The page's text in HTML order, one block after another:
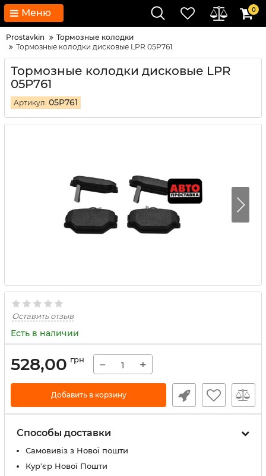
Меню 0
Prostavkin
Тормозные колодки
Тормозные колодки дисковые LPR 05P761
Тормозные колодки дисковые LPR
05P761
Артикул: 05P761
Оставить отзыв
Есть в наличии
528,00 грн − +
Добавить в корзину
Способы доставки
Самовивіз з Нової пошти
Кур'єр Нової Пошти